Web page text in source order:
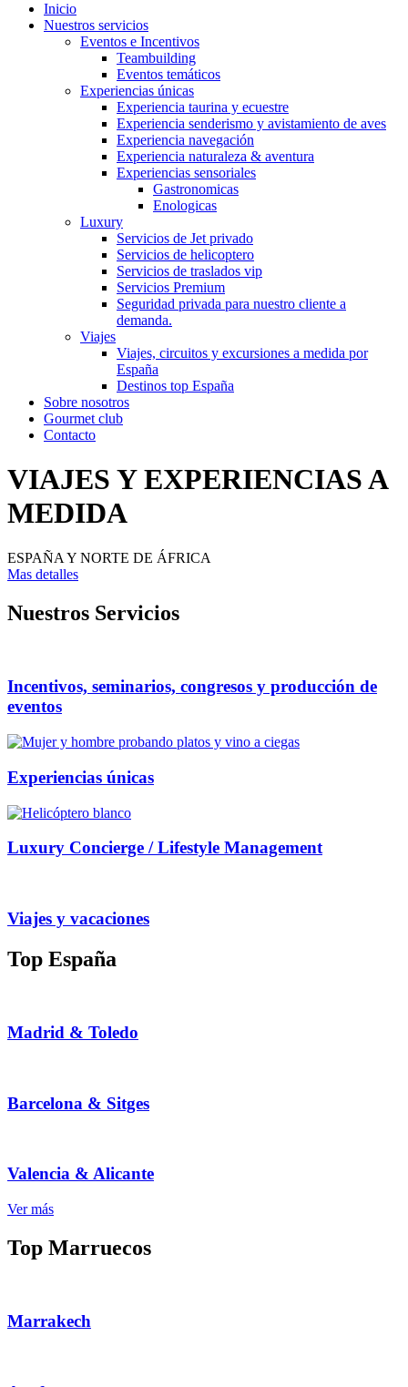
Inicio
Nuestros servicios
Eventos e Incentivos
Teambuilding
Eventos temáticos
Experiencias únicas
Experiencia taurina y ecuestre
Experiencia senderismo y avistamiento de aves
Experiencia navegación
Experiencia naturaleza & aventura
Experiencias sensoriales
Gastronomicas
Enologicas
Luxury
Servicios de Jet privado
Servicios de helicoptero
Servicios de traslados vip
Servicios Premium
Seguridad privada para nuestro cliente a
demanda.
Viajes
Viajes, circuitos y excursiones a medida por
España
Destinos top España
Sobre nosotros
Gourmet club
Contacto
VIAJES Y EXPERIENCIAS A
MEDIDA
ESPAÑA Y NORTE DE ÁFRICA
Mas detalles
Nuestros Servicios
Incentivos, seminarios, congresos y producción de
eventos
Experiencias únicas
Luxury Concierge / Lifestyle Management
Viajes y vacaciones
Top España
Madrid & Toledo
Barcelona & Sitges
Valencia & Alicante
Ver más
Top Marruecos
Marrakech